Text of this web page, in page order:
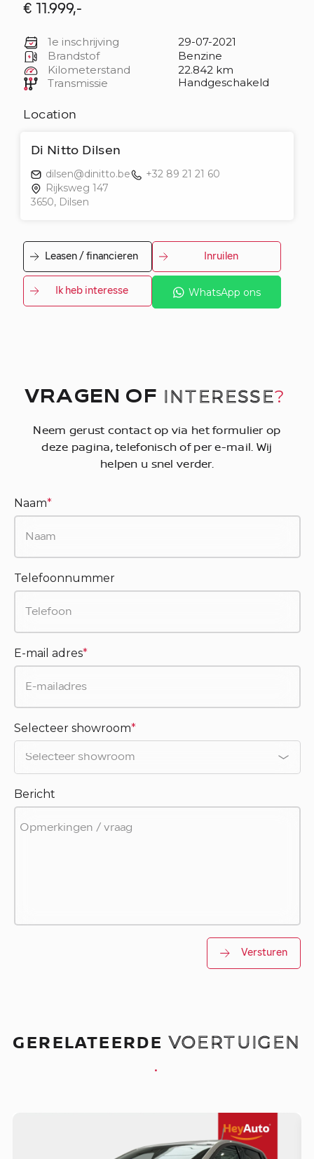
€ 11.999,-
1e inschrijving
29-07-2021
Brandstof
Benzine
Kilometerstand
22.842 km
Transmissie
Handgeschakeld
Location
Di Nitto Dilsen
dilsen@dinitto.be
+32 89 21 21 60
Rijksweg 147
3650, Dilsen
Leasen / financieren Inruilen
Ik heb interesse WhatsApp ons
VRAGEN OF INTERESSE?
Neem gerust contact op via het formulier op
deze pagina, telefonisch of per e-mail. Wij
helpen u snel verder.
Naam*
Telefoonnummer
E-mail adres*
Selecteer showroom*
Bericht
Versturen
GERELATEERDEVOERTUIGEN
.